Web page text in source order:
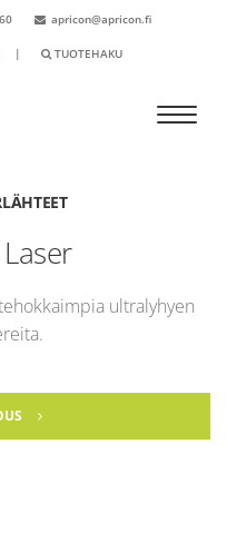
apricon@apricon.fi
| TUOTEHAKU
ultralyhyen